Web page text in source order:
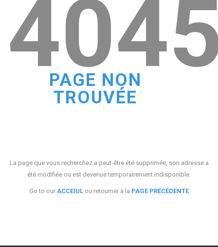
PAGE NON
TROUVÉE
La page que vous recherchez a peut-être été supprimée, son adresse a
été modifiée ou est devenue temporairement indisponible.
Go to our ACCEIUL ou retourner à la PAGE PRÉCÉDENTE